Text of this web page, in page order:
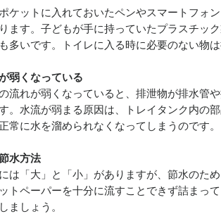
ケットに入れておいたペンやスマートフォ
ます。子どもが手に持っていたプラスチッ
多いです。トイレに入る時に必要のない物
弱くなっている
流れが弱くなっていると、排泄物が排水管
。水流が弱まる原因は、トレイタンク内の
常に水を溜められなくなってしまうのです。
水方法
は「大」と「小」がありますが、節水のた
トペーパーを十分に流すことできず詰まっ
ましょう。